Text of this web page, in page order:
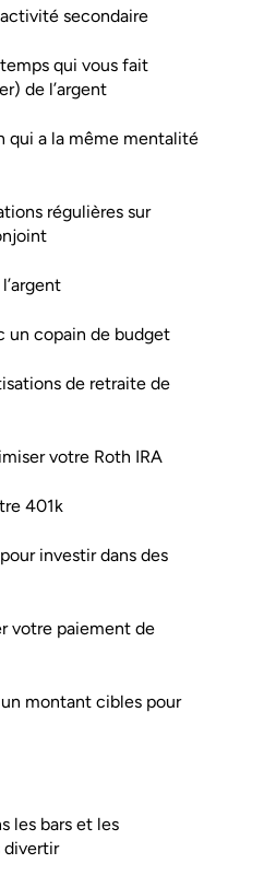
secondaire
qui vous fait
de l’argent
qui a la même mentalité
régulières sur
un copain de budget
de retraite de
votre Roth IRA
401k
investir dans des
votre paiement de
montant cibles pour
les bars et les
divertir